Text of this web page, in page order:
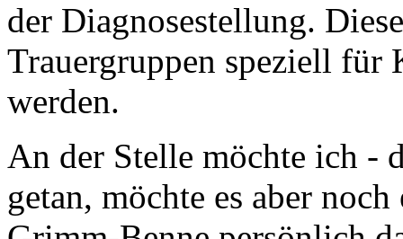
der Diagnosestellung.
Trauergruppen speziell für
werden.
An der Stelle möchte ich -
getan, möchte es aber